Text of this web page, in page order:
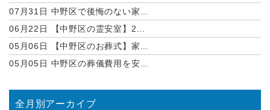
07月31日 中野区で後悔のない家...
06月22日
【中野区の霊安室】2...
05月06日
【中野区のお葬式】家...
05月05日 中野区の葬儀費用を安...
全月別アーカイブ